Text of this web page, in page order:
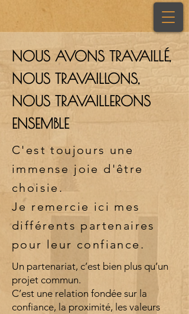
NOUS AVONS TRAVAILLÉ,
NOUS TRAVAILLONS,
NOUS TRAVAILLERONS
ENSEMBLE
C'est toujours une
immense joie d'être
choisie.
Je remercie ici mes
différents partenaires
pour leur confiance.
Un partenariat, c’est bien plus qu’un
projet commun.
C’est une relation fondée sur la
confiance, la proximité, les valeurs